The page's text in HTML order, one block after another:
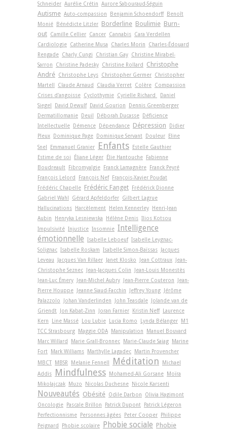
Schneider Aurélie Crétin Aurore Sabouraud-Séguin
Autisme Auto-compassion Benjamin Schoendorff
Benoît
Monié
Bénédicte Litzler Borderline Boulimie Burn-
out Camille Cellier Cancer Cannabis Cara Verdellen
Cardiologie Catherine Musa Charles Morin
Charles-Édouard
Rengade Charly Cungi Christian Gay Christine Mirabel-
Sarron
Christine Padesky Christine Rollard
Christophe
André Christophe Leys Christopher Germer Christopher
Martell
Claude Arnaud Claudia Verret Colère Compassion
Crises d'angoisse Cyclothymie Cyrielle Richard
Daniel
Siegel
David Dewulf David Gourion
Dennis Greenberger
Dermatillomanie
Deuil Déborah Ducasse
Déficience
Intellectuelle
Démence Dépendance Dépression
Didier
Pleux
Dominique Page Dominique Servant Douleur
Eline
Snel
Emmanuel Granier Enfants
Estelle Gauthier
Estime de soi
Éliane Léger Élie Hantouche
Fabienne
Boudreault
Fibromyalgie Franck Lamagnère
Franck Peyré
François Lelord
François Nef
François-Xavier Poudat
Frédéric Chapelle Frédéric Fanget
Frédérick Dionne
Gabriel Wahl
Gérard Apfeldorfer Gilbert Lagrue
Hallucinations
Harcèlement Helen Kennerley
Henri-Jean
Aubin
Henryka Lesniewska Hélène Denis Ilios Kotsou
Impulsivité Injustice Insomnie Intelligence
émotionnelle Isabelle Leboeuf Isabelle Leygnac-
Solignac Isabelle Roskam Isabelle Simon-Baïssas
Jacques
Leveau
Jacques Van Rillaer Janet Klosko Jean Cottraux
Jean-
Christophe Seznec
Jean-Jacques Colin
Jean-Louis Monestès
Jean-Luc Émery
Jean-Michel Aubry Jean-Pierre Couteron
Jean-
Pierre Houppe
Jeanne Siaud-Facchin Jeffrey Young
Jérôme
Palazzolo
Johan Vanderlinden John Teasdale
Jolande van de
Griendt
Jon Kabat-Zinn Joran Farnier Kristin Neff
Laurence
Kern
Line Massé Lou Lubie Lucia Romo Lynda Bélanger
M1
TCC Strasbourg
Maggie ODA Manipulation
Manuel Bouvard
Marc Willard
Marie Grall-Bronnec Marie-Claude Saiag
Marine
Fort
Mark Williams Marthylle Lagadec
Martin Provencher
MBCT
MBSR Melanie Fennell Méditation
Michael
Addis
Mindfulness Mohamed-Ali Gorsane
Moïra
Mikolajczak
Muzo Nicolas Duchesne Nicole Karsenti
Nouveautés Obésité Odile Darbon
Olivia Hagimont
Oncologie
Pascale Brillon Patrick Dupont
Patrick Légeron
Perfectionnisme
Personnes âgées Peter Cooper
Philippe
Peignard
Phobie scolaire Phobie sociale Phobie